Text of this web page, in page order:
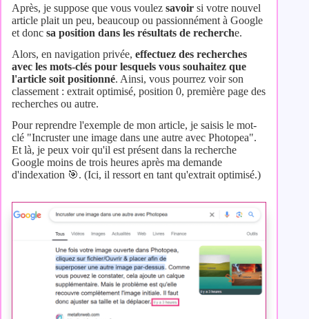
Après, je suppose que vous voulez savoir si votre nouvel
article plait un peu, beaucoup ou passionnément à Google
et donc sa position dans les résultats de recherche.
Alors, en navigation privée, effectuez des recherches
avec les mots-clés pour lesquels vous souhaitez que
l'article soit positionné. Ainsi, vous pourrez voir son
classement : extrait optimisé, position 0, première page des
recherches ou autre.
Pour reprendre l'exemple de mon article, je saisis le mot-
clé "Incruster une image dans une autre avec Photopea".
Et là, je peux voir qu'il est présent dans la recherche
Google moins de trois heures après ma demande
d'indexation 🎯. (Ici, il ressort en tant qu'extrait optimisé.)